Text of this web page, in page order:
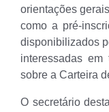
orientações
como a pré-
disponibilizados
interessadas
sobre a Carteira
O secretário